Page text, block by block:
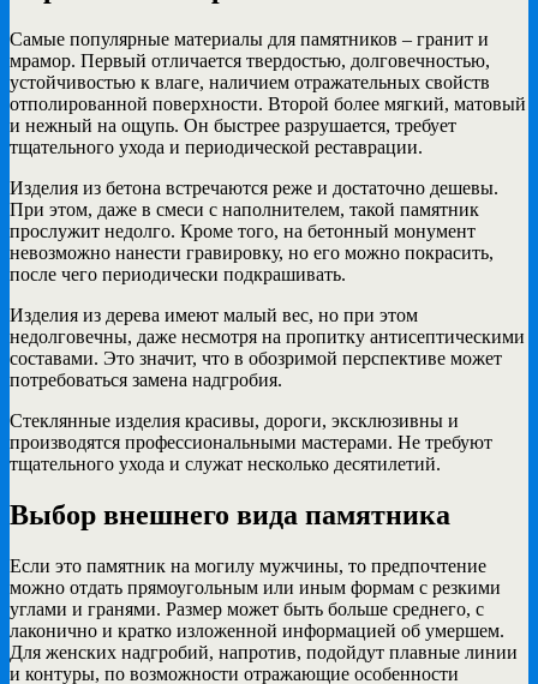
Самые популярные материалы для памятников – гранит и
мрамор. Первый отличается твердостью, долговечностью,
устойчивостью к влаге, наличием отражательных свойств
отполированной поверхности. Второй более мягкий, матовый
и нежный на ощупь. Он быстрее разрушается, требует
тщательного ухода и периодической реставрации.
Изделия из бетона встречаются реже и достаточно дешевы.
При этом, даже в смеси с наполнителем, такой памятник
прослужит недолго. Кроме того, на бетонный монумент
невозможно нанести гравировку, но его можно покрасить,
после чего периодически подкрашивать.
Изделия из дерева имеют малый вес, но при этом
недолговечны, даже несмотря на пропитку антисептическими
составами. Это значит, что в обозримой перспективе может
потребоваться замена надгробия.
Стеклянные изделия красивы, дороги, эксклюзивны и
производятся профессиональными мастерами. Не требуют
тщательного ухода и служат несколько десятилетий.
Выбор внешнего вида памятника
Если это памятник на могилу мужчины, то предпочтение
можно отдать прямоугольным или иным формам с резкими
углами и гранями. Размер может быть больше среднего, с
лаконично и кратко изложенной информацией об умершем.
Для женских надгробий, напротив, подойдут плавные линии
и контуры, по возможности отражающие особенности